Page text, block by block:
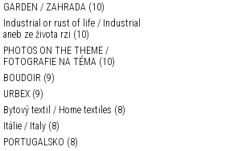
GARDEN / ZAHRADA (10)
Industrial or rust of life / Industrial
aneb ze života rzi (10)
PHOTOS ON THE THEME /
FOTOGRAFIE NA TÉMA (10)
BOUDOIR (9)
URBEX (9)
Bytový textil / Home textiles (8)
Itálie / Italy (8)
PORTUGALSKO (8)